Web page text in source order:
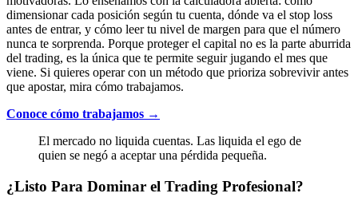
dimensionar cada posición según tu cuenta, dónde va el stop loss
antes de entrar, y cómo leer tu nivel de margen para que el número
nunca te sorprenda. Porque proteger el capital no es la parte aburrida
del trading, es la única que te permite seguir jugando el mes que
viene. Si quieres operar con un método que prioriza sobrevivir antes
que apostar, mira cómo trabajamos.
Conoce cómo trabajamos →
El mercado no liquida cuentas. Las liquida el ego de
quien se negó a aceptar una pérdida pequeña.
¿Listo Para Dominar el Trading Profesional?